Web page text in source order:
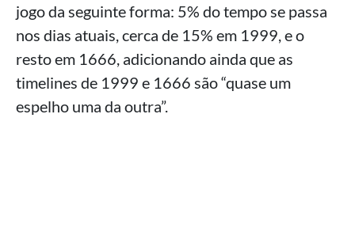
jogo da seguinte forma: 5% do tempo se passa
nos dias atuais, cerca de 15% em 1999, e o
resto em 1666, adicionando ainda que as
timelines de 1999 e 1666 são “quase um
espelho uma da outra”.